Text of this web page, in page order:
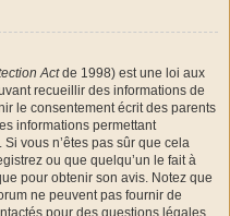
Actde 1998) est une loi aux
recueillir des informations de
le consentement écrit des parents
informations permettant
vous n’êtes pas sûr que cela
ou que quelqu’un le fait à
pour obtenir son avis. Notez que
ne peuvent pas fournir de
pour des questions légales